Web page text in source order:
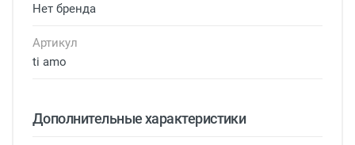
Нет бренда
Артикул
ti amo
Дополнительные характеристики